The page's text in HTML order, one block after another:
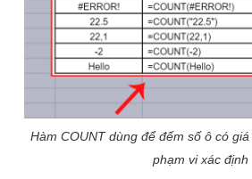
Hàm COUNT dùng để đếm số ô có
phạm vi xác định